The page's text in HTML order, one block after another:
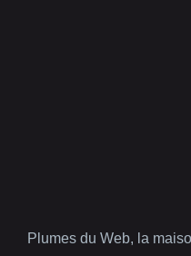
Plumes du Web, la